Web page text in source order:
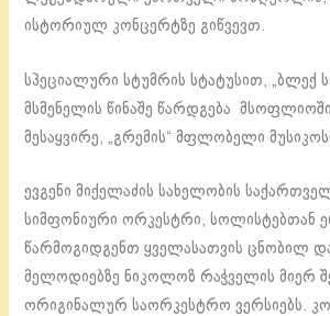
ისტორიულ კონცერტზე გიწვევთ.
სპეციალური სტუმრის სტატუსით, „ბლექ
მსმენელის წინაშე წარდგება
მესაყვირე, „გრემის“ მფლობელი
ევგენი მიქელაძის სახელობის
სიმფონიური ორკესტრი, სოლისტებთან
წარმოგიდგენთ ყველასათვის ცნობილ
მელოდიებზე ნიკოლოზ რაჭველის მიერ
ორიგინალურ საორკესტრო ვერსიებს.